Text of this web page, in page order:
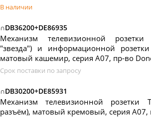
В наличии
∩DB36200+DE86935
Механизм телевизионной
"звезда") и информационной
матовый кашемир, серия A07, пр-во
Срок поставки по запросу
∩DB30200+DE85931
Механизм телевизионной розетки
разъём), матовый кремовый, серия A07,